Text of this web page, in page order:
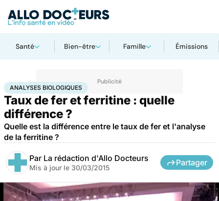
Santé Bien-être Famille Émissions
AccueilSantéAnalyses biologiques
ANALYSES BIOLOGIQUES
Taux de fer et ferritine : quelle
différence ?
Quelle est la différence entre le taux de fer et l'analyse
de la ferritine ?
Par La rédaction d'Allo Docteurs
Mis à jour le 30/03/2015
Partager